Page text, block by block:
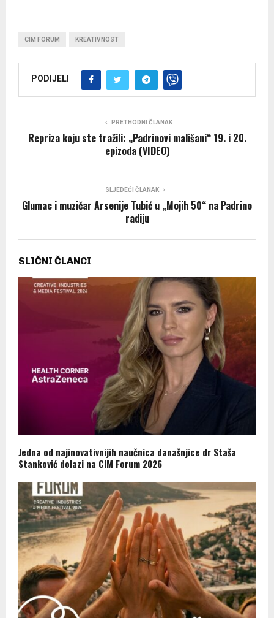
CIM FORUM KREATIVNOST
PODIJELI
PRETHODNI ČLANAK
Repriza koju ste tražili: „Padrinovi mališani“ 19. i 20.
epizoda (VIDEO)
SLJEDEĆI ČLANAK
Glumac i muzičar Arsenije Tubić u „Mojih 50“ na Padrino
radiju
SLIČNI ČLANCI
Jedna od najinovativnijih naučnica današnjice dr Staša
Stanković dolazi na CIM Forum 2026